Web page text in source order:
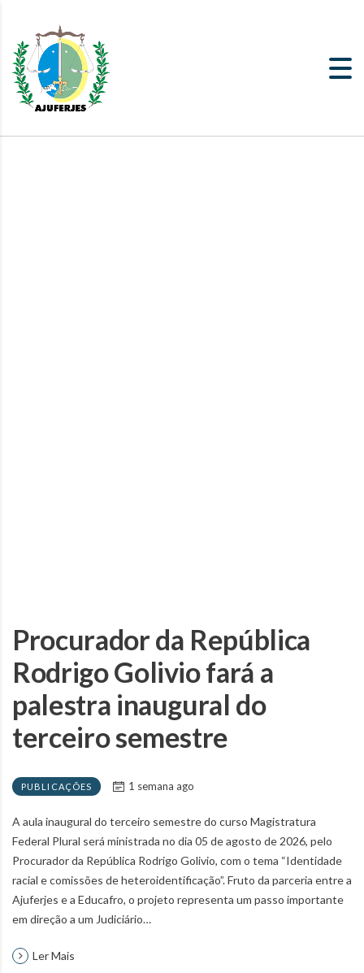
Procurador da República
Rodrigo Golivio fará a
palestra inaugural do
terceiro semestre
PUBLICAÇÕES 1 semana ago
A aula inaugural do terceiro semestre do curso Magistratura
Federal Plural será ministrada no dia 05 de agosto de 2026, pelo
Procurador da República Rodrigo Golivio, com o tema “Identidade
racial e comissões de heteroidentificação”. Fruto da parceria entre a
Ajuferjes e a Educafro, o projeto representa um passo importante
em direção a um Judiciário…
Ler Mais